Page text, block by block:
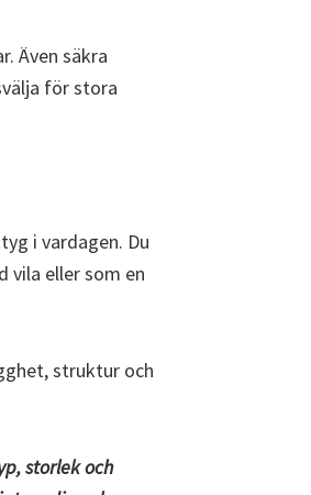
Även säkra
för stora
i vardagen. Du
vila eller som en
struktur och
storlek och